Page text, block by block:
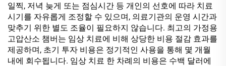
일찍, 저녁 늦게 또는 점심시간 등 개인의 선호에 따라 치료
시기를 자유롭게 조정할 수 있으며, 의료기관의 운영 시간과
맞추기 위한 별도 조율이 필요하지 않습니다. 최고의 가정용
고압산소 챔버는 임상 치료에 비해 상당한 비용 절감 효과를
제공하며, 초기 투자 비용은 정기적인 사용을 통해 몇 개월
내에 회수됩니다. 임상 치료 한 차례의 비용은 수백 달러에